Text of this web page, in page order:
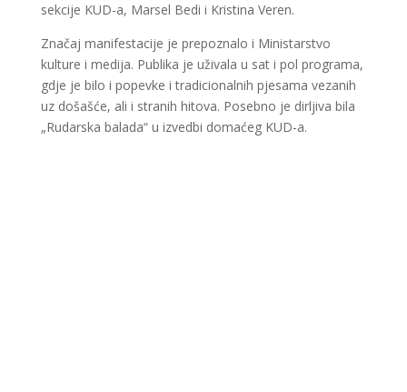
sekcije KUD-a, Marsel Bedi i Kristina Veren.
Značaj manifestacije je prepoznalo i Ministarstvo
kulture i medija. Publika je uživala u sat i pol programa,
gdje je bilo i popevke i tradicionalnih pjesama vezanih
uz došašće, ali i stranih hitova. Posebno je dirljiva bila
„Rudarska balada“ u izvedbi domaćeg KUD-a.